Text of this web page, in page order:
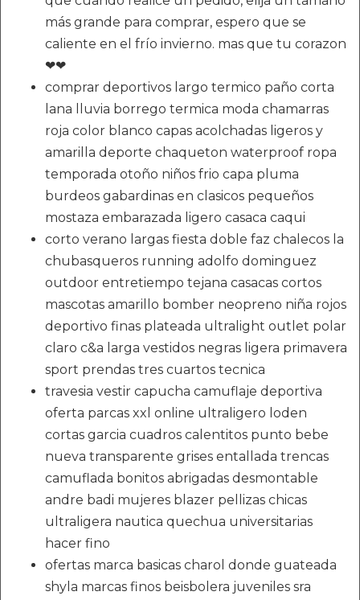
más grande para comprar, espero que se
caliente en el frío invierno. mas que tu corazon
❤❤
comprar deportivos largo termico paño corta
lana lluvia borrego termica moda chamarras
roja color blanco capas acolchadas ligeros y
amarilla deporte chaqueton waterproof ropa
temporada otoño niños frio capa pluma
burdeos gabardinas en clasicos pequeños
mostaza embarazada ligero casaca caqui
corto verano largas fiesta doble faz chalecos la
chubasqueros running adolfo dominguez
outdoor entretiempo tejana casacas cortos
mascotas amarillo bomber neopreno niña rojos
deportivo finas plateada ultralight outlet polar
claro c&a larga vestidos negras ligera primavera
sport prendas tres cuartos tecnica
travesia vestir capucha camuflaje deportiva
oferta parcas xxl online ultraligero loden
cortas garcia cuadros calentitos punto bebe
nueva transparente grises entallada trencas
camuflada bonitos abrigadas desmontable
andre badi mujeres blazer pellizas chicas
ultraligera nautica quechua universitarias
hacer fino
ofertas marca basicas charol donde guateada
shyla marcas finos beisbolera juveniles sra